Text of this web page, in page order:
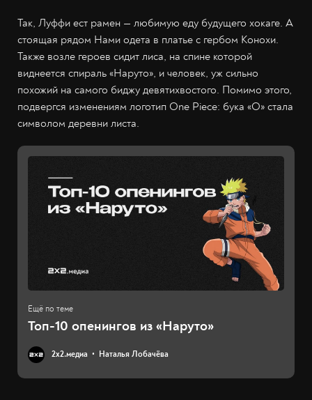
Так, Луффи ест рамен — любимую еду будущего хокаге. А
стоящая рядом Нами одета в платье с гербом Конохи.
Также возле героев сидит лиса, на спине которой
виднеется спираль «Наруто», и человек, уж сильно
похожий на самого биджу девятихвостого. Помимо этого,
подвергся изменениям логотип One Piece: бука «O» стала
символом деревни листа.
Топ-10 опенингов из «Наруто»
2х2.медиа Наталья Лобачёва